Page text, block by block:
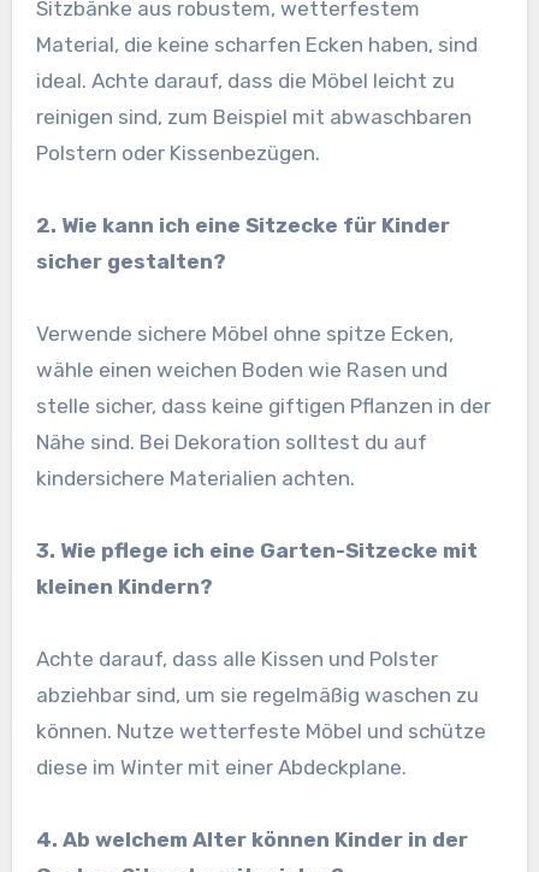
Sitzbänke aus robustem, wetterfestem
Material, die keine scharfen Ecken haben, sind
ideal. Achte darauf, dass die Möbel leicht zu
reinigen sind, zum Beispiel mit abwaschbaren
Polstern oder Kissenbezügen.
2. Wie kann ich eine Sitzecke für Kinder
sicher gestalten?
Verwende sichere Möbel ohne spitze Ecken,
wähle einen weichen Boden wie Rasen und
stelle sicher, dass keine giftigen Pflanzen in der
Nähe sind. Bei Dekoration solltest du auf
kindersichere Materialien achten.
3. Wie pflege ich eine Garten-Sitzecke mit
kleinen Kindern?
Achte darauf, dass alle Kissen und Polster
abziehbar sind, um sie regelmäßig waschen zu
können. Nutze wetterfeste Möbel und schütze
diese im Winter mit einer Abdeckplane.
4. Ab welchem Alter können Kinder in der